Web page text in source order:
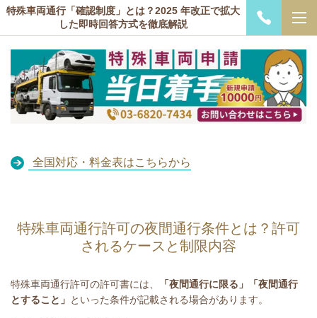
特殊車両通行「確認制度」とは？2025 年改正で拡大
した即時回答方式を徹底解説
全国対応・料金表はこちらから
特殊車両通行許可の夜間通行条件とは？許可
されるケースと制限内容
特殊車両通行許可の許可書には、
「夜間通行に限る」「夜間通行
とすること」 といった条件が記載される場合があります。